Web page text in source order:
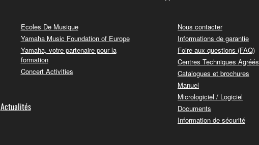
Ecoles De Musique
Yamaha Music Foundation of Europe
Yamaha, votre partenaire pour la
formation
Concert Activities
Actualités
Nous contacter
Informations de garantie
Foire aux questions (FAQ)
Centres Techniques Agréés
Catalogues et brochures
Manuel
Micrologiciel / Logiciel
Documents
Information de sécurité